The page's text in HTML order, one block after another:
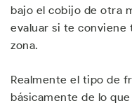
bajo el cobijo de otra
evaluar si te conviene
zona.
Realmente el tipo de
básicamente de lo